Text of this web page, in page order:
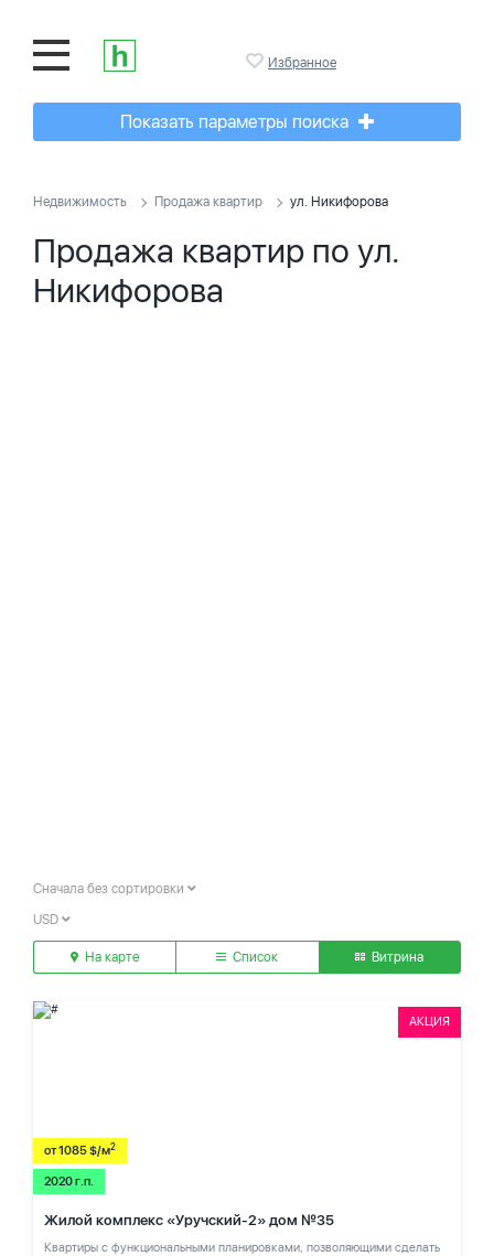
Избранное
Показать параметры поиска
Недвижимость Продажа квартир ул. Никифорова
Продажа квартир по ул.
Никифорова
Сначала без сортировки
USD
На карте Список Витрина
АКЦИЯ
от 1085 $/м2
2020 г.п.
Жилой комплекс «Уручский-2» дом №35
Квартиры с функциональными планировками, позволяющими сделать